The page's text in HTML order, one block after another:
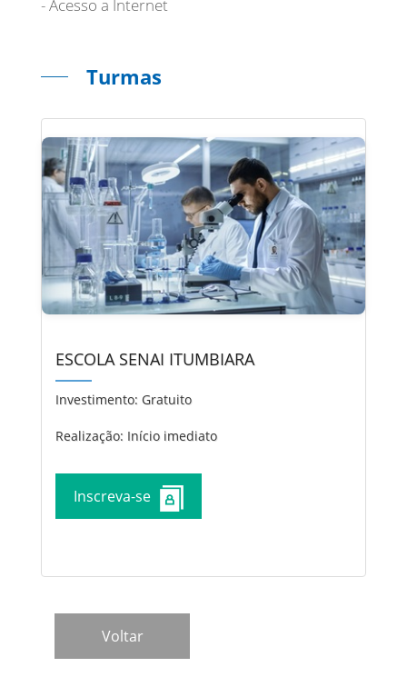
- Acesso a Internet
Turmas
ESCOLA SENAI ITUMBIARA
Investimento: Gratuito
Realização: Início imediato
Inscreva-se